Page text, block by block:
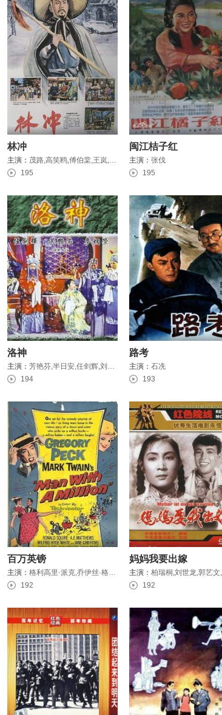
林冲
主演：
茂路,高笑鸥,傅伯棠,王岚,舒适,冯奇,李农,张翼,林彬,师伟,邓楠,崔超明
195
闽江桔子红
主演： 张伐
195
洛神
主演：
芳艳芬,半日安,任剑辉,刘克宣
194
路考
主演： 石冼
193
百万英镑
主演：
格利高里·派克,乔伊丝·格伦菲尔,休·格里夫斯,布莱恩·福布斯
192
妈妈我要出嫁
主演：
192